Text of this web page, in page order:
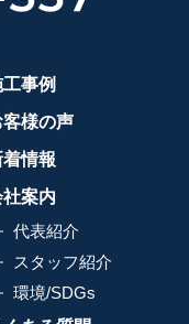
事例
客様の声
着情報
案内
代表紹介
スタッフ紹介
環境/SDGs